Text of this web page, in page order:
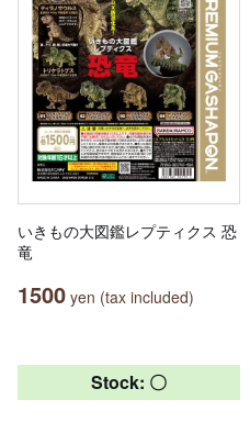
いきもの大図鑑レプティクス 恐
竜
1500 yen (tax included)
Stock: 〇